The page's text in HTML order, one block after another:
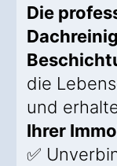
Die
die
und
Ihrer
✅